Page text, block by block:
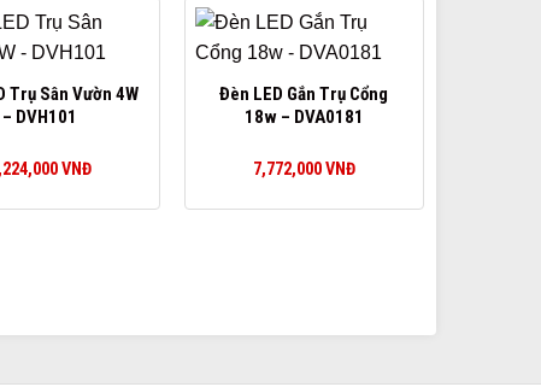
Trụ Sân Vườn 4W
– DVH101
VNĐ
Đèn LED Gắn Trụ Cổng
18w – DVA0181
7,772,000VNĐ